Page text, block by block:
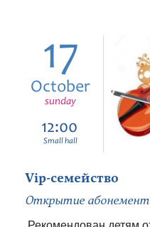
17
October
sunday
12:00
Small hall
Vip-семейство
Открытие